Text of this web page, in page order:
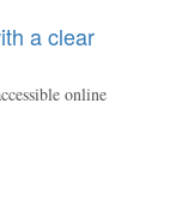
a clear
online